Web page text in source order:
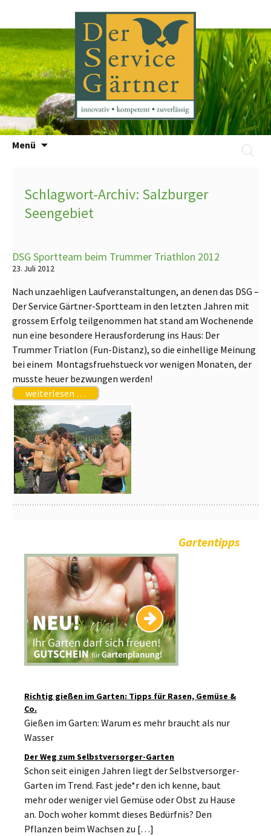
Menü
Zum
Schlagwort-Archiv: Salzburger
Seengebiet
DSG Sportteam beim Trummer Triathlon 2012
23. Juli 2012
Nach unzaehligen Laufveranstaltungen, an denen das DSG –
Der Service Gärtner-Sportteam in den letzten Jahren mit
grossem Erfolg teilgenommen hat stand am Wochenende
nun eine besondere Herausforderung ins Haus: Der
Trummer Triatlon (Fun-Distanz), so die einhellige Meinung
bei einem Montagsfruehstueck vor wenigen Monaten, der
musste heuer bezwungen werden!
weiterlesen …
Gartentipps
Richtig gießen im Garten: Tipps für Rasen, Gemüse &
Co.
Gießen im Garten: Warum es mehr braucht als nur
Wasser
Der Weg zum Selbstversorger-Garten
Schon seit einigen Jahren liegt der Selbstversorger-
Garten im Trend. Fast jede*r den ich kenne, baut
mehr oder weniger viel Gemüse oder Obst zu Hause
an. Doch woher kommt dieses Bedürfnis? Den
Pflanzen beim Wachsen zu […]